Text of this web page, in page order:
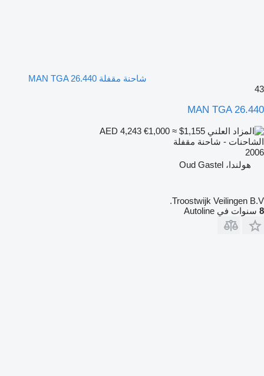
شاحنة مقفلة MAN TGA 26.440
43
MAN TGA 26.440
€1,000 ≈ $1,155
الشاحنات - شاحنة مقفلة
2006
هولندا، Oud Gastel
Troostwijk Veilingen B.V.
8 سنوات في Autoline